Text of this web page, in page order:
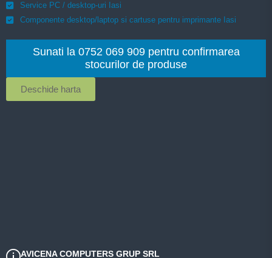
AVICENA COMPUTERS GRUP SRL
Service PC / desktop-uri Iasi
Componente desktop/laptop si cartuse pentru imprimante Iasi
Sunati la 0752 069 909 pentru confirmarea
stocurilor de produse
Deschide harta